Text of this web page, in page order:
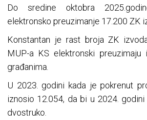
Do sredine oktobra
elektronsko preuzimanje 17.200 ZK
Konstantan je rast broja ZK
MUP-a KS elektronski preuzimaju
građanima.
U 2023. godini kada je pokrenut
iznosio 12.054, da bi u 2024.
dvostruko.